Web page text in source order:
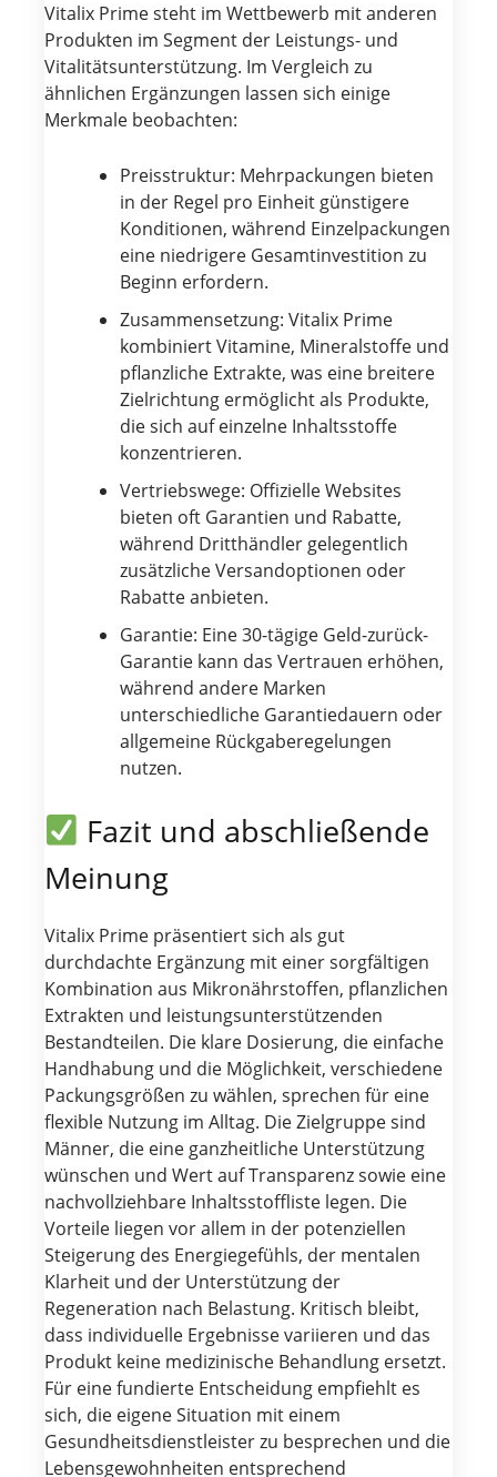
Vitalix Prime steht im Wettbewerb mit anderen
Produkten im Segment der Leistungs- und
Vitalitätsunterstützung. Im Vergleich zu
ähnlichen Ergänzungen lassen sich einige
Merkmale beobachten:
Preisstruktur: Mehrpackungen bieten
in der Regel pro Einheit günstigere
Konditionen, während Einzelpackungen
eine niedrigere Gesamtinvestition zu
Beginn erfordern.
Zusammensetzung: Vitalix Prime
kombiniert Vitamine, Mineralstoffe und
pflanzliche Extrakte, was eine breitere
Zielrichtung ermöglicht als Produkte,
die sich auf einzelne Inhaltsstoffe
konzentrieren.
Vertriebswege: Offizielle Websites
bieten oft Garantien und Rabatte,
während Dritthändler gelegentlich
zusätzliche Versandoptionen oder
Rabatte anbieten.
Garantie: Eine 30-tägige Geld-zurück-
Garantie kann das Vertrauen erhöhen,
während andere Marken
unterschiedliche Garantiedauern oder
allgemeine Rückgaberegelungen
nutzen.
Fazit und abschließende
Meinung
Vitalix Prime präsentiert sich als gut
durchdachte Ergänzung mit einer sorgfältigen
Kombination aus Mikronährstoffen, pflanzlichen
Extrakten und leistungsunterstützenden
Bestandteilen. Die klare Dosierung, die einfache
Handhabung und die Möglichkeit, verschiedene
Packungsgrößen zu wählen, sprechen für eine
flexible Nutzung im Alltag. Die Zielgruppe sind
Männer, die eine ganzheitliche Unterstützung
wünschen und Wert auf Transparenz sowie eine
nachvollziehbare Inhaltsstoffliste legen. Die
Vorteile liegen vor allem in der potenziellen
Steigerung des Energiegefühls, der mentalen
Klarheit und der Unterstützung der
Regeneration nach Belastung. Kritisch bleibt,
dass individuelle Ergebnisse variieren und das
Produkt keine medizinische Behandlung ersetzt.
Für eine fundierte Entscheidung empfiehlt es
sich, die eigene Situation mit einem
Gesundheitsdienstleister zu besprechen und die
Lebensgewohnheiten entsprechend